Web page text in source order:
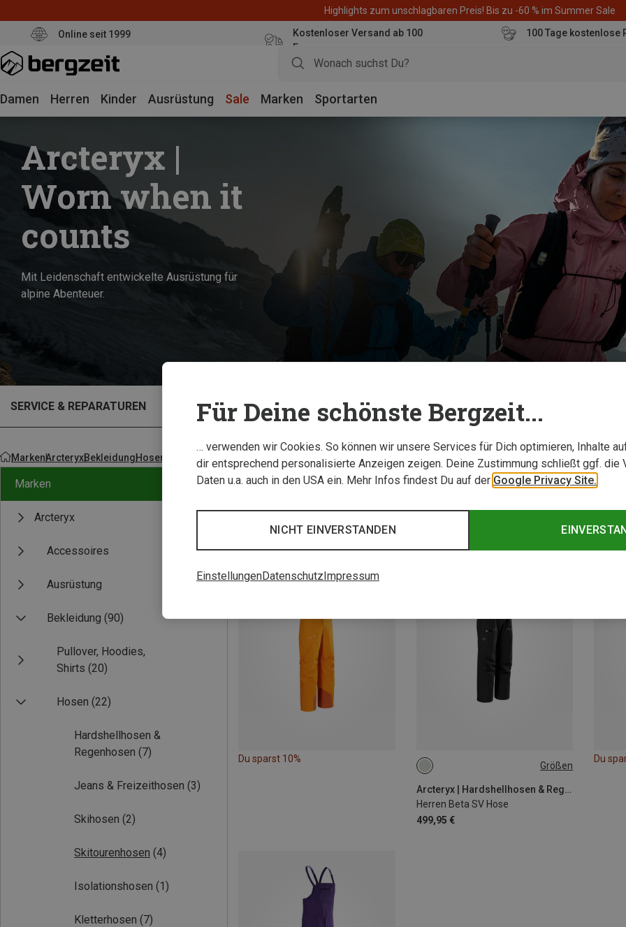
Highlights zum unschlagbaren Preis! Bis zu -60 % im Summer Sale
Online seit 1999
Kostenloser Versand ab 100
Euro
100 Tage kostenlose
Damen Herren Kinder Ausrüstung Sale Marken Sportarten
Arcteryx |
Worn when it
counts
Mit Leidenschaft entwickelte Ausrüstung für
alpine Abenteuer.
SERVICE & REPARATUREN OUTLET TESTBERICHTE
MarkenArcteryxBekleidungHosen
Marken
Arcteryx
Accessoires
Ausrüstung
Bekleidung (90)
Pullover, Hoodies,
Shirts (20)
Hosen (22)
Hardshellhosen &
Regenhosen (7)
Jeans & Freizeithosen (3)
Skihosen (2)
Skitourenhosen (4)
Isolationshosen (1)
Kletterhosen (7)
Du sparst 10%
Größen
Arcteryx | Hardshellhosen & Regenhosen
Herren Beta SV Hose
499,95 €
XL
Du
Für Deine schönste Bergzeit...
… verwenden wir Cookies. So können wir unsere Services für Dich optimieren, Inhalte
dir entsprechend personalisierte Anzeigen zeigen. Deine Zustimmung schließt ggf. die
Daten u.a. auch in den USA ein. Mehr Infos findest Du auf der Google Privacy Site.
NICHT EINVERSTANDEN
EinstellungenDatenschutzImpressum